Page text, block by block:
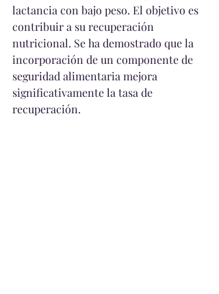
lactancia con bajo peso. El objetivo es
contribuir a su recuperación
nutricional. Se ha demostrado que la
incorporación de un componente de
seguridad alimentaria mejora
significativamente la tasa de
recuperación.